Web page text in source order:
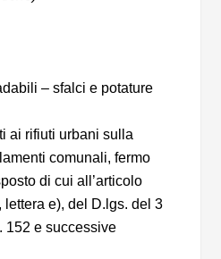
– sfalci e potature
ai rifiuti urbani sulla
comunali, fermo
di cui all’articolo
lettera e), del D.lgs. del 3
152 e successive